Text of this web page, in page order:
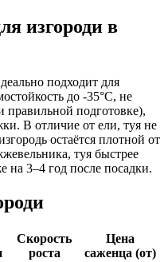
изгороди в
подходит для
до -35°C, не
правильной подготовке),
В отличие от ели, туя не
остаётся плотной от
туя быстрее
на 3–4 год после посадки.
Скорость
роста
Цена
саженца (от)